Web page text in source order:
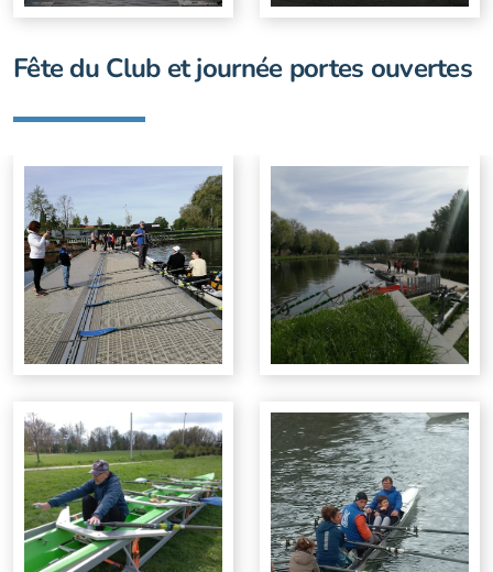
Fête du Club et journée portes ouvertes